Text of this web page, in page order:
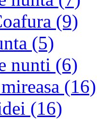
(9)
(5)
nunti (6)
(16)
(16)